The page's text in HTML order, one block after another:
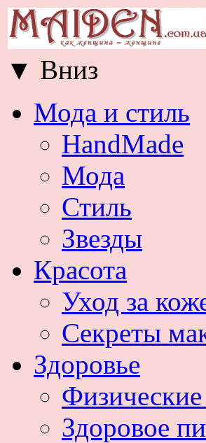
▼ Вниз
Мода и стиль
HandMade
Мода
Стиль
Звезды
Красота
Уход за
Секреты
Здоровье
Здоровое